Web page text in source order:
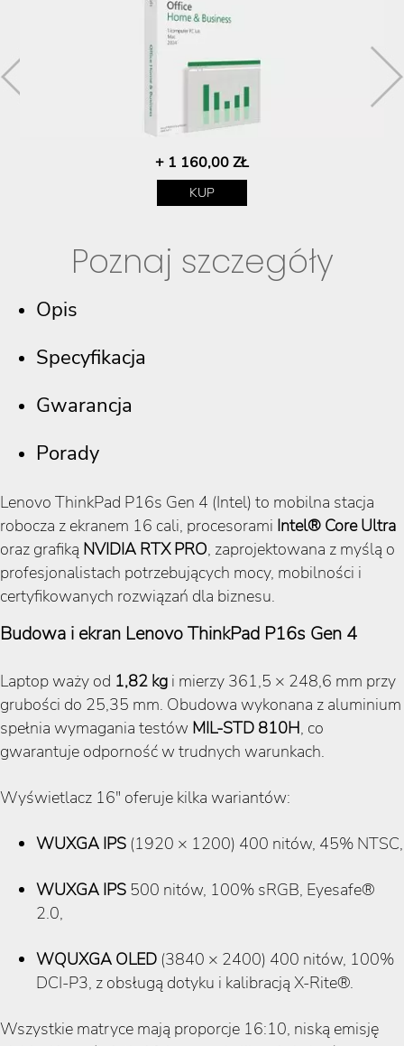
+ 1 160,00 ZŁ
KUP
Poznaj szczegóły
Opis
Specyfikacja
Gwarancja
Porady
Lenovo ThinkPad P16s Gen 4 (Intel) to mobilna stacja
robocza z ekranem 16 cali, procesorami Intel® Core Ultra
oraz grafiką NVIDIA RTX PRO, zaprojektowana z myślą o
profesjonalistach potrzebujących mocy, mobilności i
certyfikowanych rozwiązań dla biznesu.
Budowa i ekran Lenovo ThinkPad P16s Gen 4
Laptop waży od 1,82 kg i mierzy 361,5 × 248,6 mm przy
grubości do 25,35 mm. Obudowa wykonana z aluminium
spełnia wymagania testów MIL-STD 810H, co
gwarantuje odporność w trudnych warunkach.
Wyświetlacz 16" oferuje kilka wariantów:
WUXGA IPS (1920 × 1200) 400 nitów, 45% NTSC,
WUXGA IPS 500 nitów, 100% sRGB, Eyesafe®
2.0,
WQUXGA OLED (3840 × 2400) 400 nitów, 100%
DCI-P3, z obsługą dotyku i kalibracją X-Rite®.
Wszystkie matryce mają proporcje 16:10, niską emisję